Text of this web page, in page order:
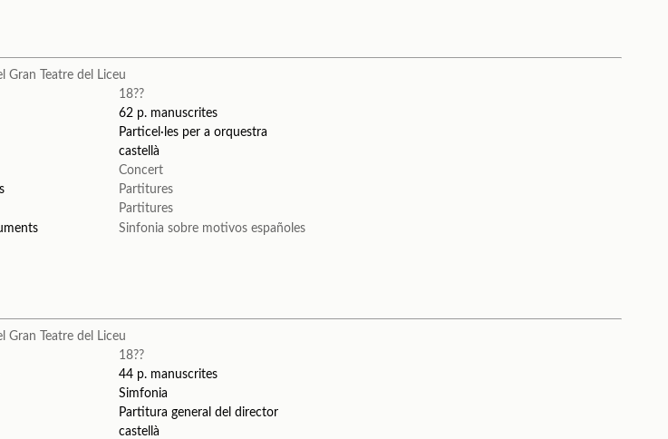
Gran Teatre del Liceu
18??
62 p. manuscrites
Particel·les per a orquestra
castellà
Concert
Partitures
Partitures
Sinfonia sobre motivos españoles
Gran Teatre del Liceu
18??
44 p. manuscrites
Simfonia
Partitura general del director
castellà